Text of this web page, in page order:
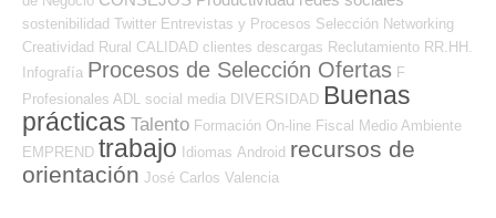
sostenibilidad Twitter Entrevistas y Procesos Selección Networking
Creatividad Rural CALIDAD clientes descargas Reclutamiento RR.HH.
Infografía Procesos de Selección Ofertas F
Profesionales ADL
social media DIVERSIDAD Buenas
prácticas Talento Formación On-line Fiscal Medio Ambiente
EMPREND trabajo Idiomas Android recursos de
orientación José Carlos Valencia